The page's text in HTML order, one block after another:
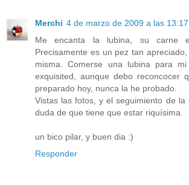
Merchi 4 de marzo de 2009 a las 13:17
Me encanta la lubina, su carne
Precisamente es un pez tan
misma. Comerse una lubina para
exquisited, aunque debo reconcocer
preparado hoy, nunca la he probado.
Vistas las fotos, y el seguimiento de la
duda de que tiene que estar riquísima.
un bico pilar, y buen dia :)
Responder